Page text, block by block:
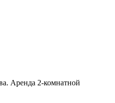
Аренда 2-комнатной